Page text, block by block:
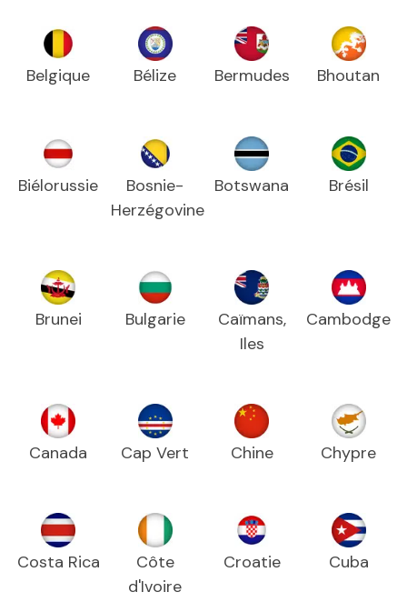
Belgique Bélize Bermudes Bhoutan
Biélorussie
Bosnie-
Herzégovine
Botswana Brésil
Brunei Bulgarie
Caïmans,
Iles
Cambodge
Canada Cap Vert Chine Chypre
Costa Rica
Côte
d'Ivoire
Croatie Cuba